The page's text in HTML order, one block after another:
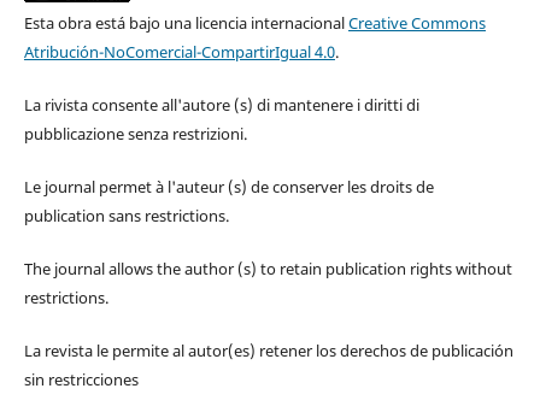
Esta obra está bajo una licencia internacionalCreative Commons
Atribución-NoComercial-CompartirIgual 4.0.
La rivista consente all'autore (s) di mantenere i diritti di
pubblicazione senza restrizioni.
Le journal permet à l'auteur (s) de conserver les droits de
publication sans restrictions.
The journal allows the author (s) to retain publication rights without
restrictions.
La revista le permite al autor(es) retener los derechos de publicación
sin restricciones